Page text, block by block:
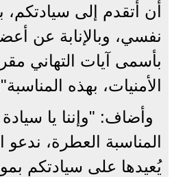
أن أتقدم إلى سيادتكم،
نفسي، وبالإنابة عن
بأسمى آيات التهاني
الأمنيات، بهذه
وأضاف: "وإننا يا
المناسبة العطرة،
يُعيدها على سيادتكم